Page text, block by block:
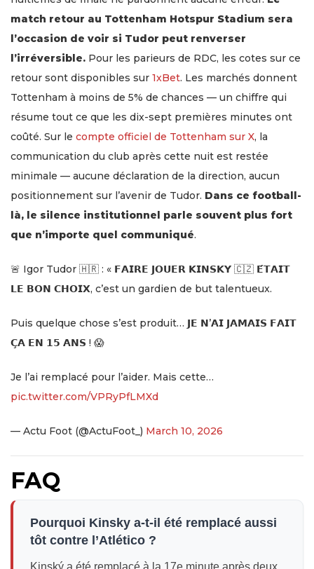
match retour au Tottenham Hotspur Stadium sera
l’occasion de voir si Tudor peut renverser
l’irréversible. Pour les parieurs de RDC, les cotes sur ce
retour sont disponibles sur 1xBet. Les marchés donnent
Tottenham à moins de 5% de chances — un chiffre qui
résume tout ce que les dix-sept premières minutes ont
coûté. Sur le compte officiel de Tottenham sur X, la
communication du club après cette nuit est restée
minimale — aucune déclaration de la direction, aucun
positionnement sur l’avenir de Tudor. Dans ce football-
là, le silence institutionnel parle souvent plus fort
que n’importe quel communiqué.
🚨 Igor Tudor 🇭🇷 : « 𝗙𝗔𝗜𝗥𝗘 𝗝𝗢𝗨𝗘𝗥 𝗞𝗜𝗡𝗦𝗞𝗬 🇨🇿 𝗘́𝗧𝗔𝗜𝗧
𝗟𝗘 𝗕𝗢𝗡 𝗖𝗛𝗢𝗜𝗫, c’est un gardien de but talentueux.
Puis quelque chose s’est produit… 𝗝𝗘 𝗡’𝗔𝗜 𝗝𝗔𝗠𝗔𝗜𝗦 𝗙𝗔𝗜𝗧
𝗖̧𝗔 𝗘𝗡 𝟭𝟱 𝗔𝗡𝗦 ! 😱
Je l’ai remplacé pour l’aider. Mais cette…
pic.twitter.com/VPRyPfLMXd
— Actu Foot (@ActuFoot_) March 10, 2026
FAQ
Pourquoi Kinsky a-t-il été remplacé aussi
tôt contre l’Atlético ?
Kinský a été remplacé à la 17e minute après deux